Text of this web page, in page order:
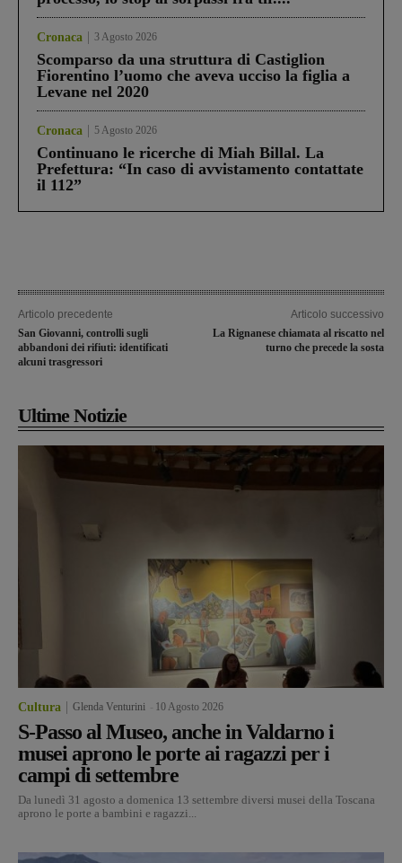
Cronaca 3 Agosto 2026
Scomparso da una struttura di Castiglion
Fiorentino l’uomo che aveva ucciso la figlia a
Levane nel 2020
Cronaca 5 Agosto 2026
Continuano le ricerche di Miah Billal. La
Prefettura: “In caso di avvistamento contattate
il 112”
Articolo precedente
San Giovanni, controlli sugli
abbandoni dei rifiuti: identificati
alcuni trasgressori
Articolo successivo
La Rignanese chiamata al riscatto nel
turno che precede la sosta
Ultime Notizie
Cultura Glenda Venturini 10 Agosto 2026
S-Passo al Museo, anche in Valdarno i
musei aprono le porte ai ragazzi per i
campi di settembre
Da lunedì 31 agosto a domenica 13 settembre diversi musei della Toscana
aprono le porte a bambini e ragazzi...